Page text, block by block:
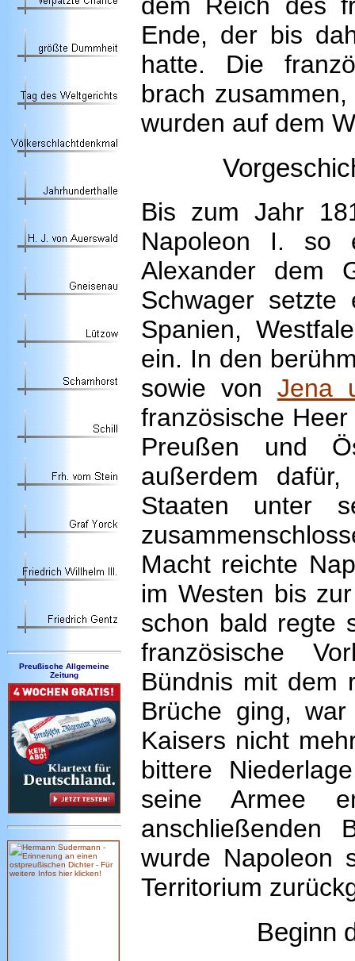
Preußische Allgemeine
Zeitung
Ende, der bis
hatte. Die
brach
wurden auf dem
Bis zum Jahr
Napoleon I. so
Alexander dem
Schwager
Spanien,
ein. In den
sowie von Jena
französische
Preußen und
außerdem
Staaten unter
Macht reichte
im Westen bis
schon bald regte
französische
Bündnis mit dem
Brüche ging,
Kaisers nicht
bittere
seine Armee
anschließenden
wurde Napoleon
Territorium
Beginn